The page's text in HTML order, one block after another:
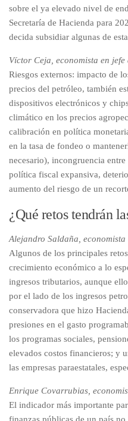
sobre el ya elevado nivel de
Secretaría de Hacienda para
decida subsidiar algunas de
Víctor Ceja, economista en jefe
Riesgos externos: impacto de
precios del petróleo, también
dispositivos electrónicos y
climático en los precios
calibración en política
en la tasa de fondeo o
necesario), incongruencia
política fiscal expansiva,
aumento del riesgo de un
¿Qué retos tendrán
Alejandro Saldaña,
Algunos de los principales
crecimiento económico a lo
ingresos tributarios, aunque
por el lado de los ingresos
conservadora que hizo
presiones en el gasto
los programas sociales,
elevados costos financieros; y
las empresas paraestatales,
Enrique Covarrubias,
El indicador más importante